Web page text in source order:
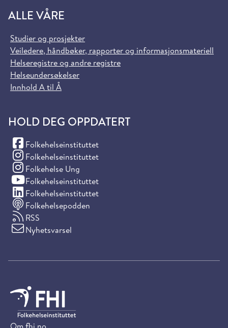
ALLE VÅRE
Studier og prosjekter
Veiledere, håndbøker, rapporter og informasjonsmateriell
Helseregistre og andre registre
Helseundersøkelser
Innhold A til Å
HOLD DEG OPPDATERT
Folkehelseinstituttet
(Facebook)
Folkehelseinstituttet
(Instagram)
Folkehelse Ung
(Instagram)
Folkehelseinstituttet
(YouTube)
Folkehelseinstituttet
(LinkedIn)
Folkehelsepodden
RSS
Nyhetsvarsel